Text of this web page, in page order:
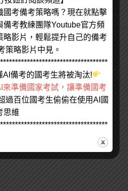
搜尋
國考備考策略嗎？現在就點擊
考教練團隊Youtube官方頻
略影片，輕鬆提升自己的備考
策略影片中見。
備考的國考生將被淘汰!
準備國家考試，讓準備國考
過百位國考生偷偷在使用AI國
思維